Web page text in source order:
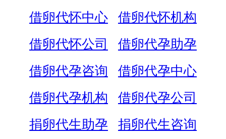
借卵代怀中心
借卵代怀机构
借卵代怀公司
借卵代孕助孕
借卵代孕咨询
借卵代孕中心
借卵代孕机构
借卵代孕公司
捐卵代生助孕
捐卵代生咨询